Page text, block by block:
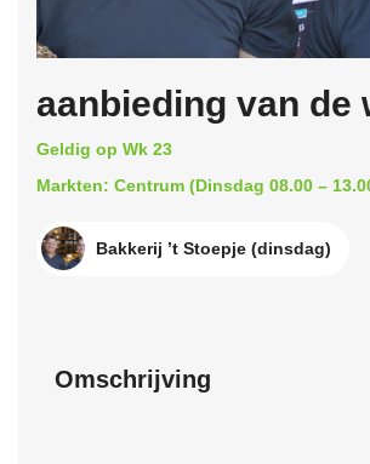
aanbieding van de
Geldig op Wk 23
Markten: Centrum (Dinsdag 08.00 –
Bakkerij ’t Stoepje (dinsdag)
Omschrijving